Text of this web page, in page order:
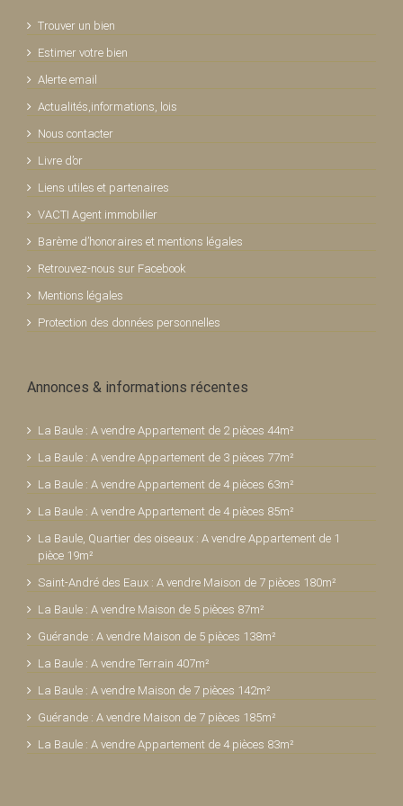
Trouver un bien
Estimer votre bien
Alerte email
Actualités,informations, lois
Nous contacter
Livre d’or
Liens utiles et partenaires
VACTI Agent immobilier
Barème d’honoraires et mentions légales
Retrouvez-nous sur Facebook
Mentions légales
Protection des données personnelles
Annonces & informations récentes
La Baule : A vendre Appartement de 2 pièces 44m²
La Baule : A vendre Appartement de 3 pièces 77m²
La Baule : A vendre Appartement de 4 pièces 63m²
La Baule : A vendre Appartement de 4 pièces 85m²
La Baule, Quartier des oiseaux : A vendre Appartement de 1
pièce 19m²
Saint-André des Eaux : A vendre Maison de 7 pièces 180m²
La Baule : A vendre Maison de 5 pièces 87m²
Guérande : A vendre Maison de 5 pièces 138m²
La Baule : A vendre Terrain 407m²
La Baule : A vendre Maison de 7 pièces 142m²
Guérande : A vendre Maison de 7 pièces 185m²
La Baule : A vendre Appartement de 4 pièces 83m²